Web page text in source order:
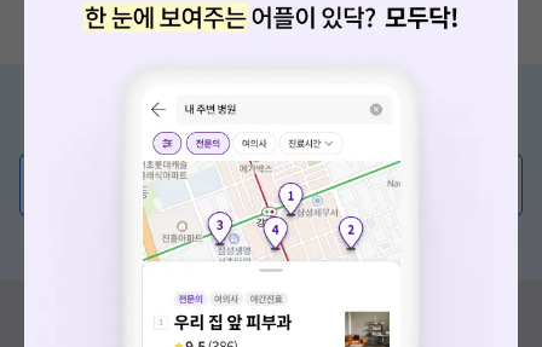
증상/치료, 궁금한 점이 있나요?
의사가 직접 답해드려요!
💬 무엇이든 물어보세요
혹은, 의료상담 서비스에 다양한 게시글 보러가기
혹시 잘못된 병원정보가 있나요?
모두닥 팀에 알려주세요!